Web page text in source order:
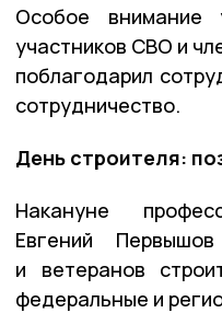
Особое внимание
участников СВО и
поблагодарил
сотрудничество.
День строителя:
Накануне
Евгений
и ветеранов
федеральные и